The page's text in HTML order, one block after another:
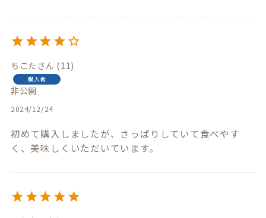
ちこた 11
購入者
非公開
2024/12/24
初めて購入しましたが、さっぱりしていて食べやす
く、美味しくいただいています。